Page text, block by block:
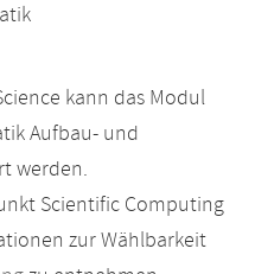
kann das Modul
Aufbau- und
werden.
Scientific Computing
zur Wählbarkeit